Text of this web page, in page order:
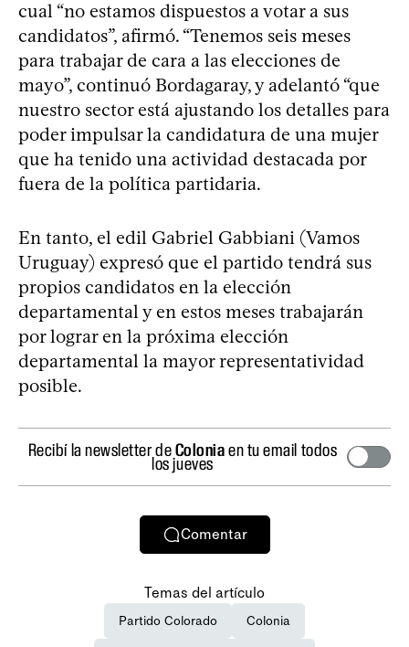
cual “no estamos dispuestos a votar a sus
candidatos”, afirmó. “Tenemos seis meses
para trabajar de cara a las elecciones de
mayo”, continuó Bordagaray, y adelantó “que
nuestro sector está ajustando los detalles para
poder impulsar la candidatura de una mujer
que ha tenido una actividad destacada por
fuera de la política partidaria.
En tanto, el edil Gabriel Gabbiani (Vamos
Uruguay) expresó que el partido tendrá sus
propios candidatos en la elección
departamental y en estos meses trabajarán
por lograr en la próxima elección
departamental la mayor representatividad
posible.
Recibí la newsletter deColoniaen tu email todos
los jueves
Comentar
Temas del artículo
Partido Colorado Colonia